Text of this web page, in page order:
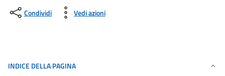
Condividi Vedi azioni
INDICE DELLA PAGINA